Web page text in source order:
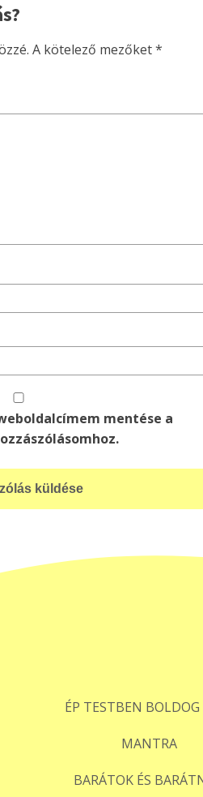
A kötelező mezőket*
mentése a
ÉP TESTBEN BOLDOG
MANTRA
BARÁTOK ÉS